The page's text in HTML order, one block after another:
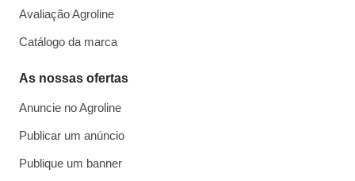
Avaliação Agroline
Catálogo da marca
As nossas ofertas
Anuncie no Agroline
Publicar um anúncio
Publique um banner